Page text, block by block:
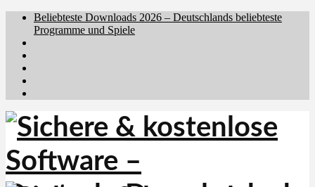
Beliebteste Downloads 2026 – Deutschlands beliebteste
Programme und Spiele